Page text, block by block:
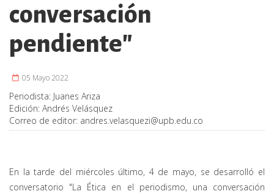
conversación
pendiente"
05 Mayo 2022
Periodista: Juanes Ariza
Edición: Andrés Velásquez
Correo de editor: andres.velasquezi@upb.edu.co
En la tarde del miércoles último, 4 de mayo, se desarrolló el
conversatorio "La Ética en el periodismo, una conversación